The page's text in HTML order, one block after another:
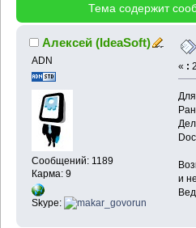
Тема содержит
Алексей (IdeaSoft)
ADN
Сообщений: 1189
Карма: 9
Skype:
« :
и